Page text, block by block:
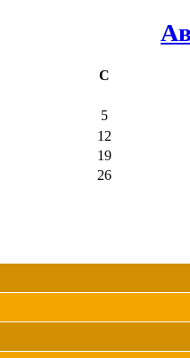
С
5
12
19
26